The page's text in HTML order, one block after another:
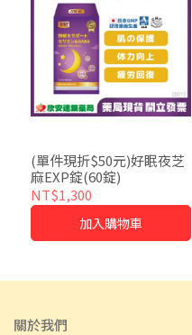
(單件現折$50元)好眠夜芝
麻EXP錠(60錠)
NT$1,300
加入購物車
關於我們